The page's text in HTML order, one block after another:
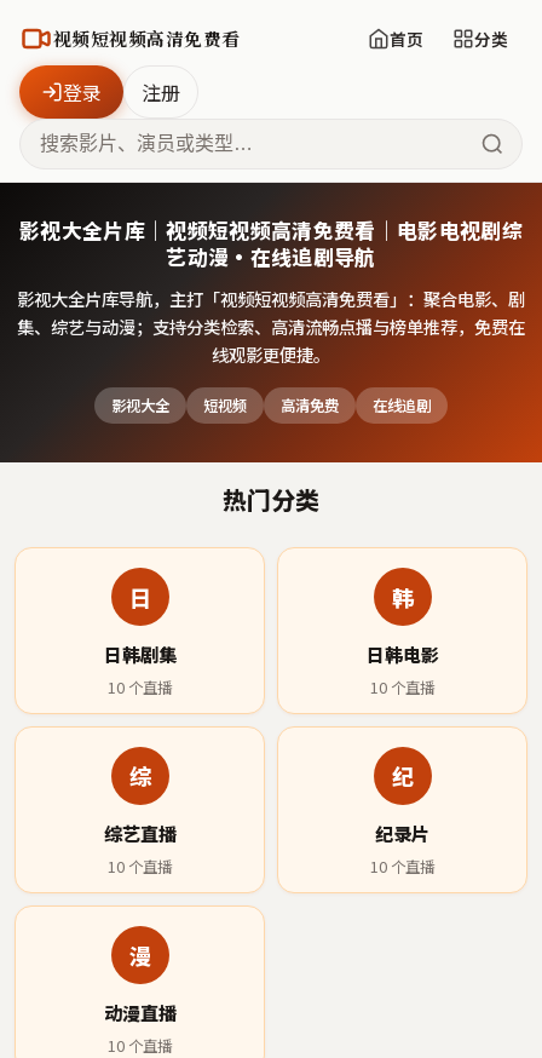
视频短视频高清免费看 首页 分类
登录 注册
影视大全片库｜视频短视频高清免费看｜电影电视剧综
艺动漫·在线追剧导航
影视大全片库导航，主打「视频短视频高清免费看」：聚合电影、剧
集、综艺与动漫；支持分类检索、高清流畅点播与榜单推荐，免费在
线观影更便捷。
影视大全 短视频 高清免费 在线追剧
热门分类
日
日韩剧集
10 个直播
韩
日韩电影
10 个直播
综
综艺直播
10 个直播
纪
纪录片
10 个直播
漫
动漫直播
10 个直播